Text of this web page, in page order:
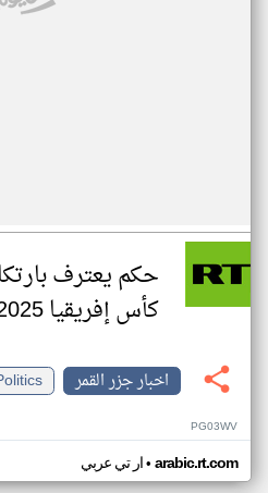
حكم يعترف
كأس إفريقيا 2025
اخبار جزر القمر
PG03WV
ار تي عربي• arabic.rt.com